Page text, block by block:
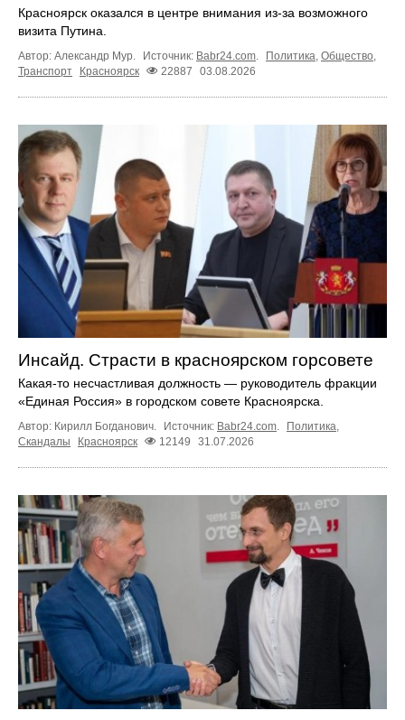
Красноярск оказался в центре внимания из-за возможного
визита Путина.
Автор: Александр Мур. Источник: Babr24.com Политика Общество
Транспорт
Красноярск 22887 03.08.2026
Инсайд. Страсти в красноярском горсовете
Какая-то несчастливая должность — руководитель фракции
«Единая Россия» в городском совете Красноярска.
Автор: Кирилл Богданович. Источник: Babr24.com. Политика,
Скандалы
Красноярск 12149 31.07.2026